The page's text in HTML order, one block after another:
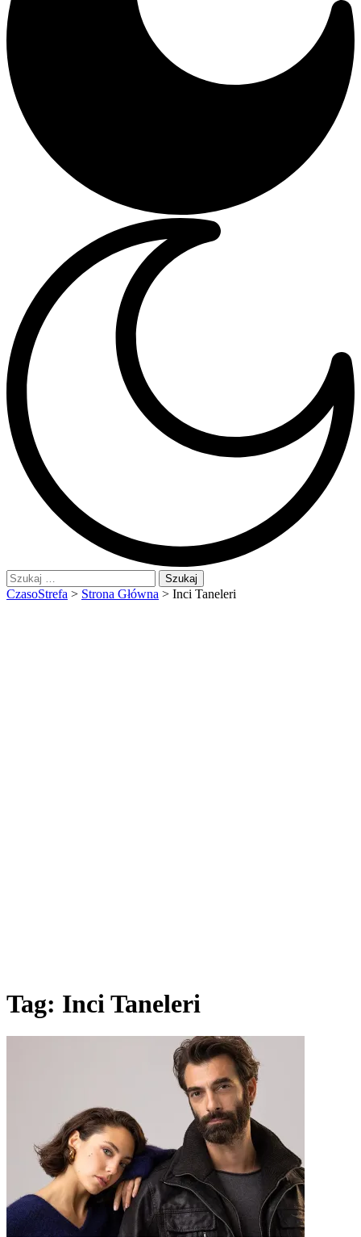
Szukaj:
CzasoStrefa > Strona Główna > Inci Taneleri
Tag: Inci Taneleri